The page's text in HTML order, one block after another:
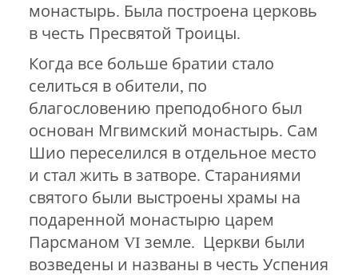
монастырь. Была построена церковь
в честь Пресвятой Троицы.
Когда все больше братии стало
селиться в обители, по
благословению преподобного был
основан Мгвимский монастырь. Сам
Шио переселился в отдельное место
и стал жить в затворе. Стараниями
святого были выстроены храмы на
подаренной монастырю царем
Парсманом VI земле. Церкви были
возведены и названы в честь Успения